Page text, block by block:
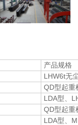
产品规格
LHW6t无
QD型起重
LDA型、
QD型起重
LDA型、